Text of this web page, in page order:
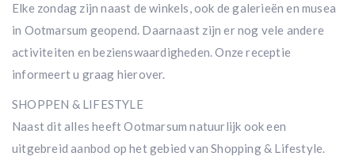
Elke zondag zijn naast de winkels, ook de galerieën en musea
in Ootmarsum geopend. Daarnaast zijn er nog vele andere
activiteiten en bezienswaardigheden. Onze receptie
informeert u graag hierover.
SHOPPEN & LIFESTYLE
Naast dit alles heeft Ootmarsum natuurlijk ook een
uitgebreid aanbod op het gebied van Shopping & Lifestyle.